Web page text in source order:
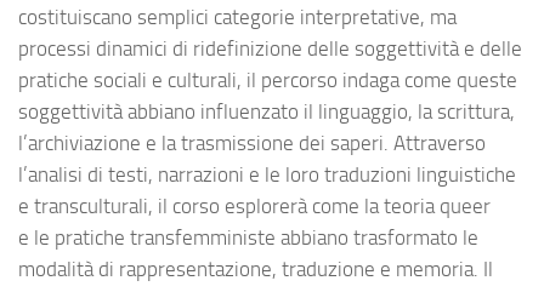
costituiscano semplici categorie interpretative, ma
processi dinamici di ridefinizione delle soggettività e delle
pratiche sociali e culturali, il percorso indaga come queste
soggettività abbiano influenzato il linguaggio, la scrittura,
l’archiviazione e la trasmissione dei saperi. Attraverso
l’analisi di testi, narrazioni e le loro traduzioni linguistiche
e transculturali, il corso esplorerà come la teoria queer
e le pratiche transfemministe abbiano trasformato le
modalità di rappresentazione, traduzione e memoria. Il